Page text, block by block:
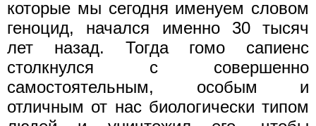
которые мы сегодня именуем словом
геноцид, начался именно 30 тысяч
лет назад. Тогда гомо сапиенс
столкнулся с совершенно
самостоятельным, особым и
отличным от нас биологически типом